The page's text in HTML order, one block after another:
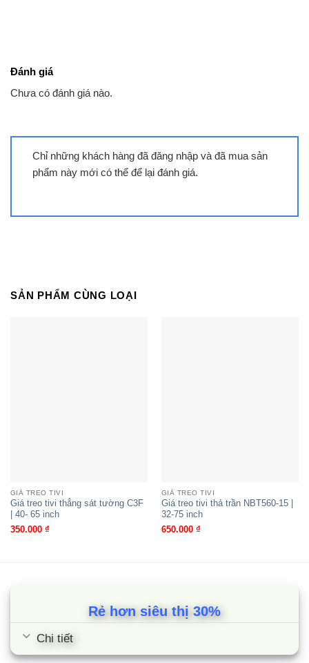
Đánh giá
Chưa có đánh giá nào.
Chỉ những khách hàng đã đăng nhập và đã mua sản
phẩm này mới có thể để lại đánh giá.
SẢN PHẨM CÙNG LOẠI
GIÁ TREO TIVI
Giá treo tivi thẳng sát tường C3F
| 40- 65 inch
350.000 ₫
GIÁ TREO TIVI
Giá treo tivi thả trần NBT560-15 |
32-75 inch
650.000 ₫
Rẻ hơn siêu thị 30%
Chi tiết